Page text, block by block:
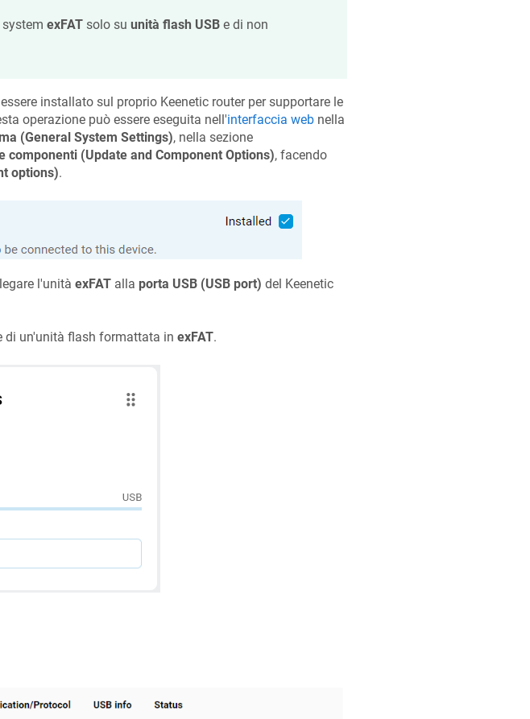
exFATsolo su unità flash USBe di non
installato sul proprio Keeneticrouter per supportare le
operazione può essere eseguita nell'interfaccia webnella
(General System Settings), nella sezione
componenti (Update and Component Options), facendo
options).
l'unità exFATalla porta USB (USB port) del Keenetic
di un'unità flash formattata in exFAT.